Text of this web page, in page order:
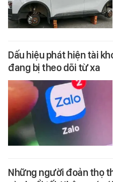
Dấu hiệu phát hiện tài
đang bị theo dõi từ xa
Những người đoản thọ